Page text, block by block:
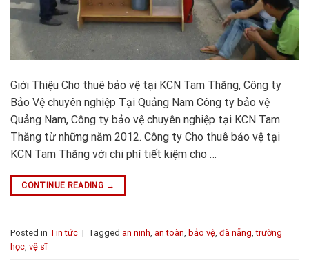
Giới Thiệu Cho thuê bảo vệ tại KCN Tam Thăng, Công ty
Bảo Vệ chuyên nghiệp Tại Quảng Nam Công ty bảo vệ
Quảng Nam, Công ty bảo vệ chuyên nghiệp tại KCN Tam
Thăng từ những năm 2012. Công ty Cho thuê bảo vệ tại
KCN Tam Thăng với chi phí tiết kiệm cho …
CONTINUE READING →
Posted in Tin tức | Tagged an ninh an toàn bảo vệ đà nẵng ,trường
học vệ sĩ